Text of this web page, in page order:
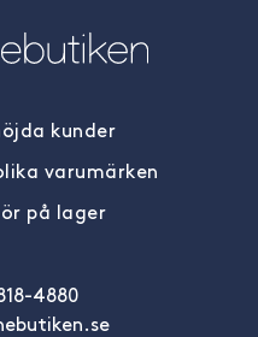
kunder
varumärken
på lager
4880